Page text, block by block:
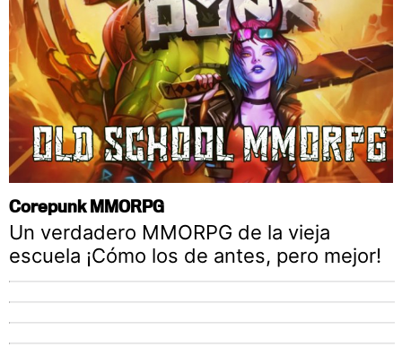
Corepunk MMORPG
Un verdadero MMORPG de la vieja
escuela ¡Cómo los de antes, pero mejor!